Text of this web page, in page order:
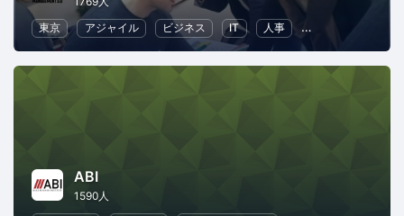
東京
アジャイル ビジネス IT 人事 リーダーシップ
ABI
1590人